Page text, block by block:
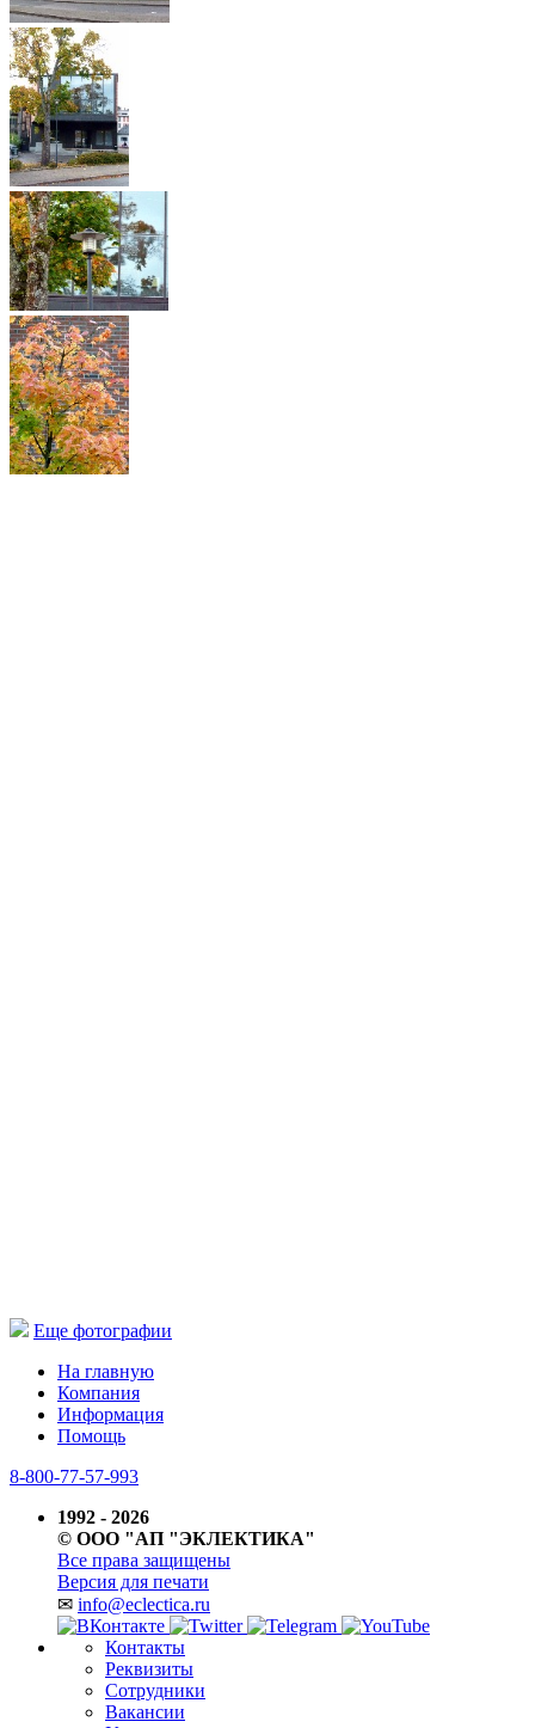
Еще фотографии
На главную
Компания
Информация
Помощь
8-800-77-57-993
1992 - 2026
© ООО "АП "ЭКЛЕКТИКА"
Все права защищены
Версия для печати
✉ info@eclectica.ru
Контакты
Реквизиты
Сотрудники
Вакансии